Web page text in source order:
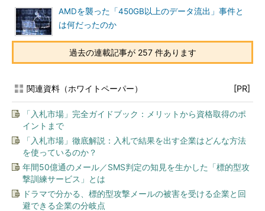
AMDを襲った「450GB以上のデータ流出」事件と
は何だったのか
過去の連載記事が 257 件あります
関連資料（ホワイトペーパー） [PR]
「入札市場」完全ガイドブック：メリットから資格取得のポ
イントまで
「入札市場」徹底解説：入札で結果を出す企業はどんな方法
を使っているのか？
年間50億通のメール／SMS判定の知見を生かした「標的型攻
撃訓練サービス」とは
ドラマで分かる、標的型攻撃メールの被害を受ける企業と回
避できる企業の分岐点